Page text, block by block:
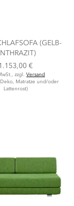
(GELB-
1.153,00 €
zzgl.Versand
Matratze und/oder
Lattenrost)